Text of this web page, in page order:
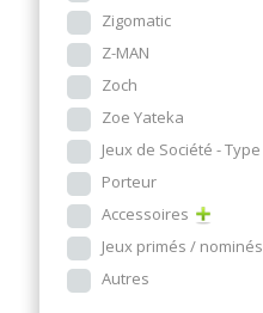
Zigomatic
Z-MAN
Zoch
Zoe Yateka
Jeux de Société - Type
Porteur
Accessoires
Jeux primés / nominés
Autres